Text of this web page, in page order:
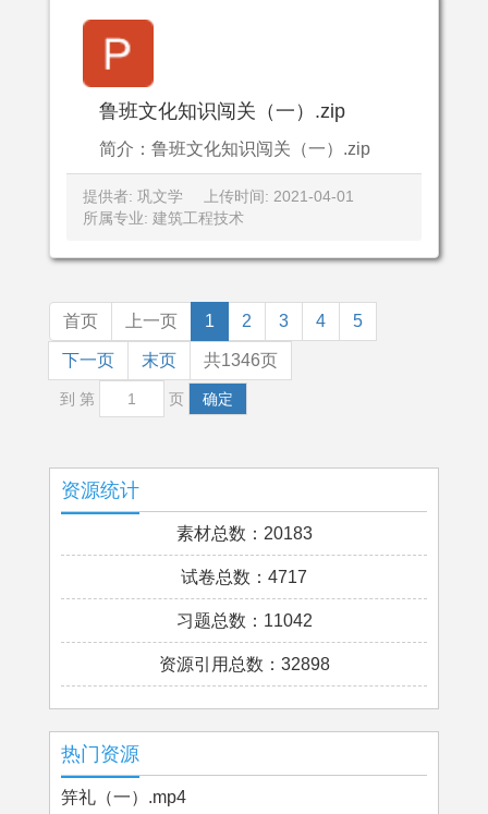
鲁班文化知识闯关（一）.zip
简介：鲁班文化知识闯关（一）.zip
提供者: 巩文学
上传时间: 2021-04-01
所属专业: 建筑工程技术
首页 上一页 1 2 3 4 5
下一页 末页 共1346页
到 第 页 确定
资源统计
素材总数：20183
试卷总数：4717
习题总数：11042
资源引用总数：32898
热门资源
笄礼（一）.mp4